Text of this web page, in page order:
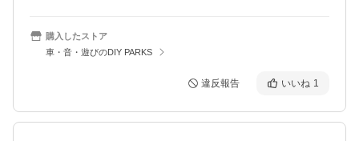
購入したストア
車・音・遊びのDIY PARKS
違反報告 いいね 1